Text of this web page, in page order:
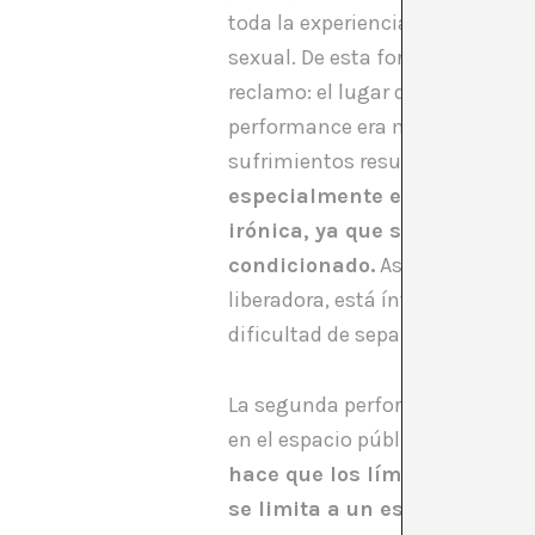
toda la experiencia, se oían
sexual. De esta forma, en una
reclamo: el lugar de un mero
performance era mostrar
sufrimientos resultantes de la
especialmente en la
irónica, ya que se presenta
condicionado.Así Effy resalta
liberadora, está íntimamente
dificultad de separar el placer
La segunda performance de
en el espacio público, con lo
hace que los límites entre lo
se limita a un espacio